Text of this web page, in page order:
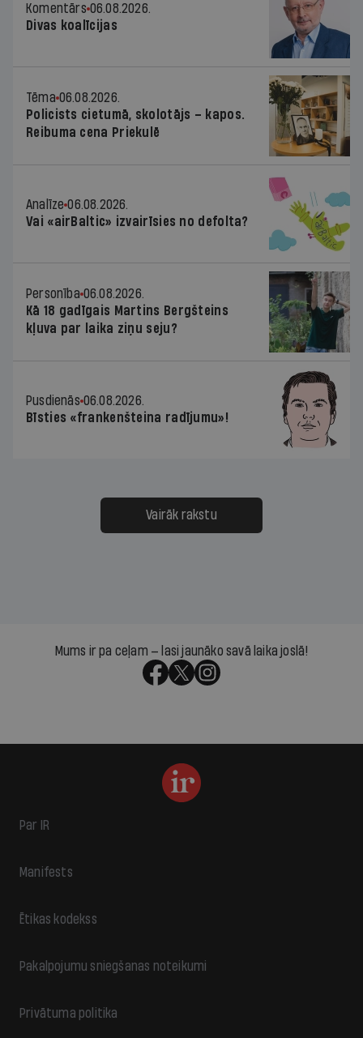
Komentārs 06.08.2026.
Divas koalīcijas
Tēma 06.08.2026.
Policists cietumā, skolotājs – kapos.
Reibuma cena Priekulē
Analīze 06.08.2026.
Vai «airBaltic» izvairīsies no defolta?
Personība 06.08.2026.
Kā 18 gadīgais Martins Bergšteins
kļuva par laika ziņu seju?
Pusdienās 06.08.2026.
Bīsties «frankenšteina radījumu»!
Vairāk rakstu
Mums ir pa ceļam — lasi jaunāko savā laika joslā!
Par IR
Manifests
Ētikas kodekss
Pakalpojumu sniegšanas noteikumi
Privātuma politika